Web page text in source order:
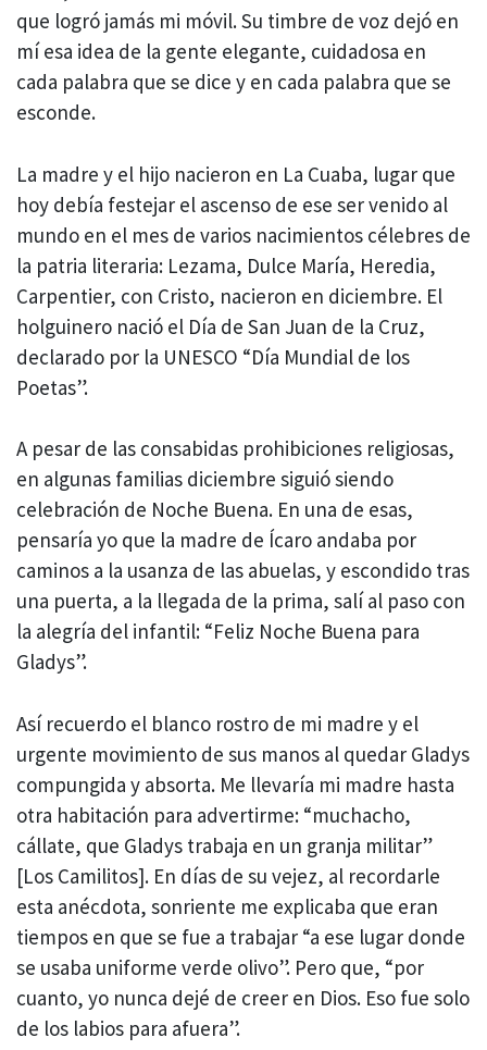
que logró jamás mi móvil. Su timbre de voz dejó en
mí esa idea de la gente elegante, cuidadosa en
cada palabra que se dice y en cada palabra que se
esconde.
La madre y el hijo nacieron en La Cuaba, lugar que
hoy debía festejar el ascenso de ese ser venido al
mundo en el mes de varios nacimientos célebres de
la patria literaria: Lezama, Dulce María, Heredia,
Carpentier, con Cristo, nacieron en diciembre. El
holguinero nació el Día de San Juan de la Cruz,
declarado por la UNESCO “Día Mundial de los
Poetas”.
A pesar de las consabidas prohibiciones religiosas,
en algunas familias diciembre siguió siendo
celebración de Noche Buena. En una de esas,
pensaría yo que la madre de Ícaro andaba por
caminos a la usanza de las abuelas, y escondido tras
una puerta, a la llegada de la prima, salí al paso con
la alegría del infantil: “Feliz Noche Buena para
Gladys”.
Así recuerdo el blanco rostro de mi madre y el
urgente movimiento de sus manos al quedar Gladys
compungida y absorta. Me llevaría mi madre hasta
otra habitación para advertirme: “muchacho,
cállate, que Gladys trabaja en un granja militar”
[Los Camilitos]. En días de su vejez, al recordarle
esta anécdota, sonriente me explicaba que eran
tiempos en que se fue a trabajar “a ese lugar donde
se usaba uniforme verde olivo”. Pero que, “por
cuanto, yo nunca dejé de creer en Dios. Eso fue solo
de los labios para afuera”.